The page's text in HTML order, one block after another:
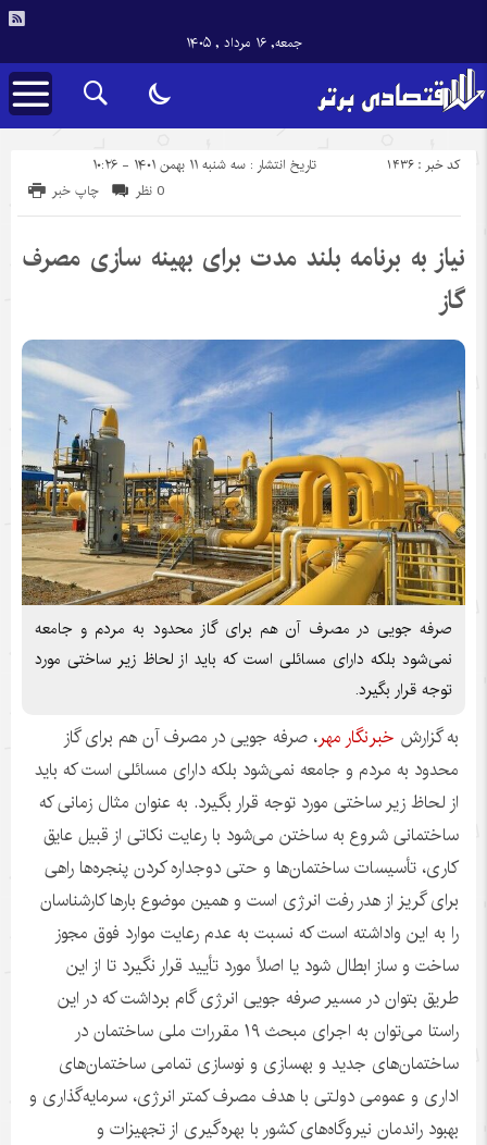
جمعه, ۱۶ مرداد , ۱۴۰۵
تاریخ انتشار : سه شنبه ۱۱ بهمن ۱۴۰۱ - ۱۰:۲۶ کد خبر : 1436
چاپ خبر 0 نظر
نیاز به برنامه بلند مدت برای بهینه سازی مصرف
گاز
صرفه جویی در مصرف آن هم برای گاز محدود به مردم و جامعه
نمی‌شود بلکه دارای مسائلی است که باید از لحاظ زیر ساختی مورد
توجه قرار بگیرد.
به گزارش خبرنگار مهر، صرفه جوییدر مصرف آن هم برای گاز
محدود به مردم و جامعه نمی‌شود بلکه دارای مسائلی است که باید
از لحاظ زیر ساختی مورد توجه قرار بگیرد. به عنوان مثال زمانی که
ساختمانی شروع به ساختن می‌شود با رعایت نکاتی از قبیل عایق
کاری، تأسیسات ساختمان‌ها و حتی دوجداره کردن پنجره‌ها راهی
برای گریز از هدر رفت انرژی است و همین موضوع بارها کارشناسان
را به این واداشته است که نسبت به عدم رعایت موارد فوق مجوز
ساخت و ساز ابطال شود یا اصلاً مورد تأیید قرار نگیرد تا از این
طریق بتوان در مسیر صرفه جوییانرژی گام برداشت که در این
راستا می‌توان به اجرای مبحث ۱۹ مقررات ملی ساختمان در
ساختمان‌های جدید و بهسازی و نوسازی تمامی ساختمان‌های
اداری و عمومی دولتی با هدف مصرف کمتر انرژی، سرمایه‌گذاری و
بهبود راندمان نیروگاه‌های کشور با بهره‌گیری از تجهیزات و